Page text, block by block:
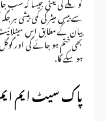
سے بیس میٹر کی کمی بیشی ہر
بیان کے مطابق اس
بھی ختم ہو جائے گی اور
ہو سکے گا.
پاک سیٹ ایم